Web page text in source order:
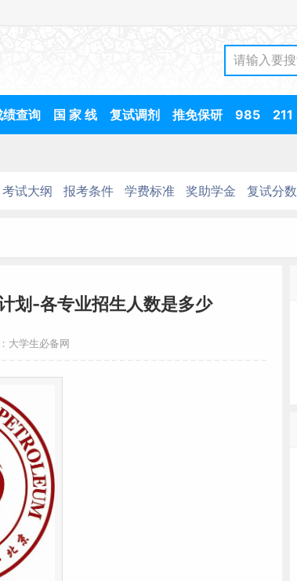
绩查询 国 家 线 复试调剂 推免保研 985 211
考试大纲 报考条件 学费标准 奖助学金 复试分数
划-各专业招生人数是多少
大学生必备网